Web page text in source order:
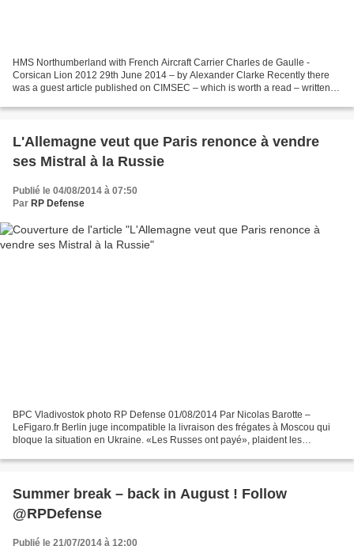
HMS Northumberland with French Aircraft Carrier Charles de Gaulle -
Corsican Lion 2012 29th June 2014 – by Alexander Clarke Recently there
was a guest article published on CIMSEC – which is worth a read – written
L'Allemagne veut que Paris renonce à vendre
ses Mistral à la Russie
Publié le 04/08/2014 à 07:50
Par RP Defense
BPC Vladivostok photo RP Defense 01/08/2014 Par Nicolas Barotte –
LeFigaro.fr Berlin juge incompatible la livraison des frégates à Moscou qui
bloque la situation en Ukraine. «Les Russes ont payé», plaident les
Summer break – back in August ! Follow
@RPDefense
Publié le 21/07/2014 à 12:00